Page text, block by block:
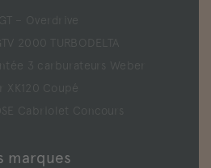
– Overdrive
2000 TURBODELTA
3 carburateurs Weber
XK120 Coupé
Cabriolet Concours
marques